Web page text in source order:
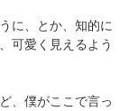
に、とか、知的に
可愛く見えるよう
、僕がここで言っ